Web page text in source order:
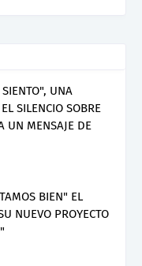
UNA
SILENCIO SOBRE
UN MENSAJE DE
BIEN" EL
NUEVO PROYECTO